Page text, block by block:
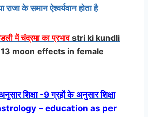
राजा के समान ऐश्वर्यवान होता है
में चंद्रमा का प्रभावstri ki kundli
moon effects in female
शिक्षा -9 ग्रहों के अनुसार शिक्षा
– education as per